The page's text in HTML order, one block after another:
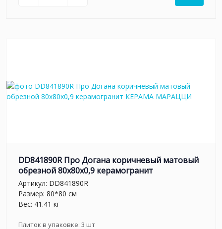
DD841890R Про Догана коричневый матовый
обрезной 80x80x0,9 керамогранит
Артикул: DD841890R
Размер: 80*80 см
Вес: 41.41 кг
Плиток в упаковке: 3 шт